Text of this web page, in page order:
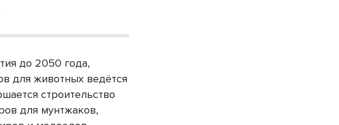
до 2050 года,
для животных ведётся
строительство
для мунтжаков,